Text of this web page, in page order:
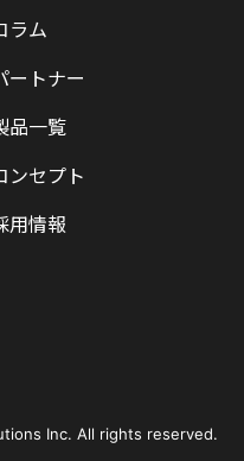
ラム
ートナー
品一覧
ンセプト
用情報
Inc. All rights reserved.